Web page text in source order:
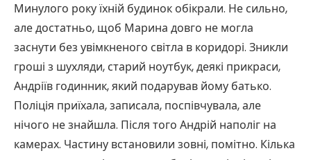
Минулого року їхній будинок обікрали. Не сильно,
але достатньо, щоб Марина довго не могла
заснути без увімкненого світла в коридорі. Зникли
гроші з шухляди, старий ноутбук, деякі прикраси,
Андріїв годинник, який подарував йому батько.
Поліція приїхала, записала, поспівчувала, але
нічого не знайшла. Після того Андрій наполіг на
камерах. Частину встановили зовні, помітно. Кілька